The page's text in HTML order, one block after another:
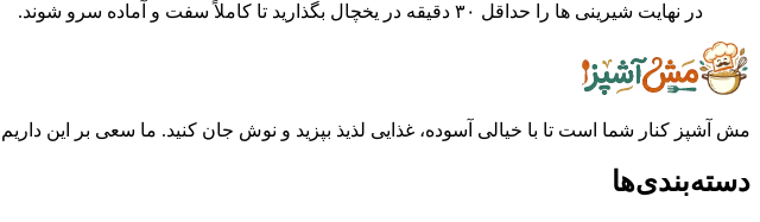
در نهایت شیرینی ها را حداقل ۳۰ دقیقه در یخچال بگذارید تا کاملاً سفت و آماده سرو شوند.
مش آشپز کنار شما است تا با خیالی آسوده، غذایی لذیذ بپزید و نوش جان کنید. ما سعی بر این داریم
دسته‌بندی‌ها